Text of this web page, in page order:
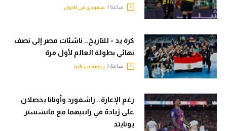
ساعة | سعودي في الجول
كرة يد - للتاريخ.. ناشئات مصر إلى نصف
نهائي بطولة العالم لأول مرة
ساعة | رياضة نسائية
رغم الإعارة.. راشفورد وأونانا يحصلان
على زيادة في راتبيهما مع مانشستر
يونايتد